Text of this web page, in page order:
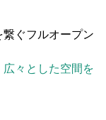
ぐフルオープン
広々とした空間 を